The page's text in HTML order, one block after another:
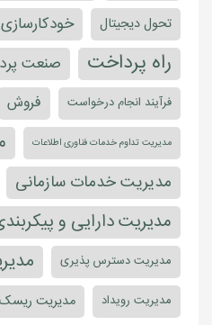
تحول دیجیتال خودکارسازی
راه پرداخت صنعت
فرآیند انجام درخواست فروش
مدیریت تداوم خدمات فناوری اطلاعات
مدیریت خدمات سازمانی
مدیریت دارایی و
مدیریت دسترس پذیری
مدیریت رویداد مدیریت ریسک